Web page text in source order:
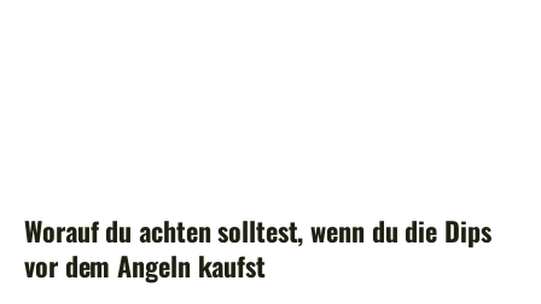
Worauf du achten solltest, wenn du die Dips
vor dem Angeln kaufst